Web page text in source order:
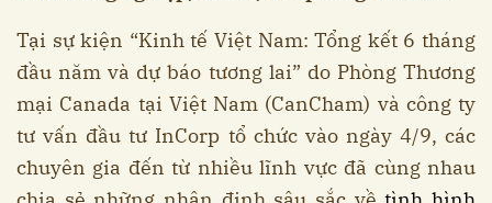
Tại sự kiện “Kinh tế Việt Nam: Tổng kết 6 tháng
đầu năm và dự báo tương lai” do Phòng Thương
mại Canada tại Việt Nam (CanCham) và công ty
tư vấn đầu tư InCorp tổ chức vào ngày 4/9, các
chuyên gia đến từ nhiều lĩnh vực đã cùng nhau